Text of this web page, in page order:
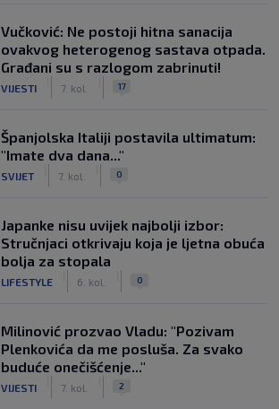
Vučković: Ne postoji hitna sanacija
ovakvog heterogenog sastava otpada.
Građani su s razlogom zabrinuti!
VIJESTI 7. kol. 17
Španjolska Italiji postavila ultimatum:
"Imate dva dana..."
SVIJET 7. kol. 0
Japanke nisu uvijek najbolji izbor:
Stručnjaci otkrivaju koja je ljetna obuća
bolja za stopala
LIFESTYLE 6. kol. 0
Milinović prozvao Vladu: "Pozivam
Plenkovića da me posluša. Za svako
buduće onečišćenje..."
VIJESTI 7. kol. 2